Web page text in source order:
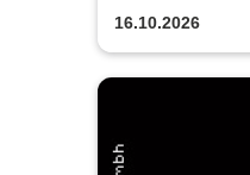
16.10.2026